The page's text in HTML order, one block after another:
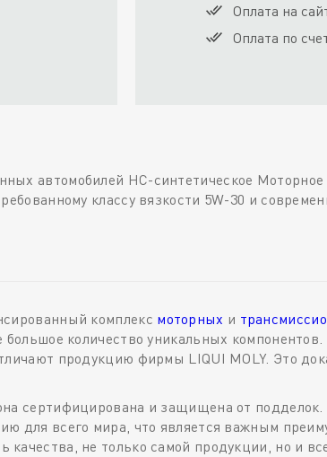
Оплата на
Оплата по
автомобилей HC-синтетическое
классу вязкости 5W-30 и
комплекс моторных и
количество уникальных
продукцию фирмы LIQUI MOLY. Это
сертифицирована и защищена от
для всего мира, что является важным
не только самой продукции, но и